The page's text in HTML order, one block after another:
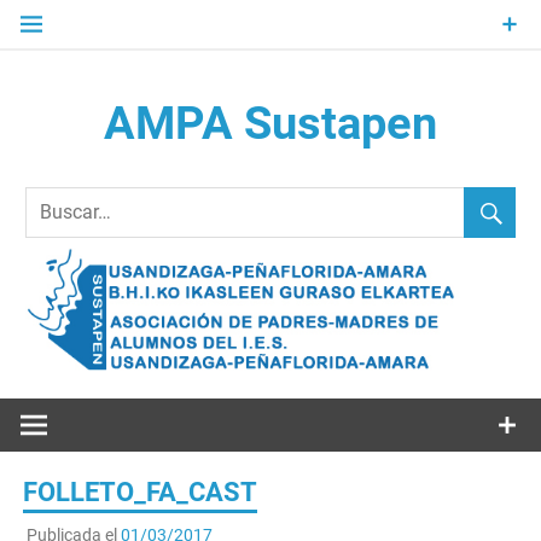
Saltar
AMPA Sustapen
Elkartea Asociación de Padres-Madres de Alumnos del I.E.S.
FOLLETO_FA_CAST
Publicada el 01/03/2017